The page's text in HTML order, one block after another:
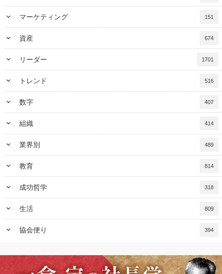
keyboard_arrow_down マーケティング 151
keyboard_arrow_down 資産 674
keyboard_arrow_down リーダー 1701
keyboard_arrow_down トレンド 516
keyboard_arrow_down 数字 407
keyboard_arrow_down 組織 414
keyboard_arrow_down 業界別 489
keyboard_arrow_down 教育 814
keyboard_arrow_down 成功哲学 318
keyboard_arrow_down 生活 809
keyboard_arrow_down 協会便り 394